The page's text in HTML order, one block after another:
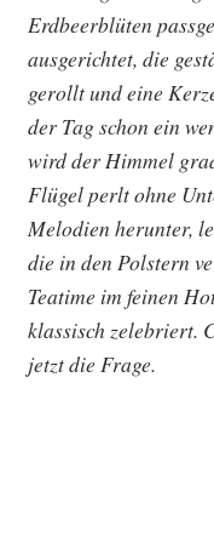
Erdbeerblüten
ausgerichtet, die
gerollt und eine
der Tag schon ein
wird der Himmel
Flügel perlt ohne
Melodien herunter,
die in den Polstern
Teatime im feinen
klassisch zelebriert.
jetzt die Frage.